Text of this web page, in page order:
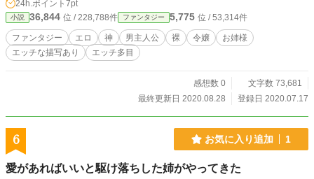
して人手が足りないと、客が裸でくつろぐ海辺のリゾート施設に配置されてしま
う。 仕事だと割り切って素っ裸で働いていたクリスの前に、客として三令嬢
が現われた。 荒ぶる自身は制御不能。令嬢たちはそんな生理現象をからかい
つつ、微笑ましくも指摘するのだ。 クリスと、彼を取り巻く少女と女性たち
の、ちょっと（かなり？）エッチな物語。
24h.ポイント 7pt
小説 36,844 位 / 228,788件 ファンタジー 5,775 位 / 53,314件
ファンタジー エロ 神 男主人公 裸 令嬢
お姉様
エッチな描写あり
エッチ多目
感想数 0
文字数 73,681
最終更新日 2020.08.28
登録日 2020.07.17
6 お気に入り追加 1
愛があればいいと駆け落ちした姉がやってきた